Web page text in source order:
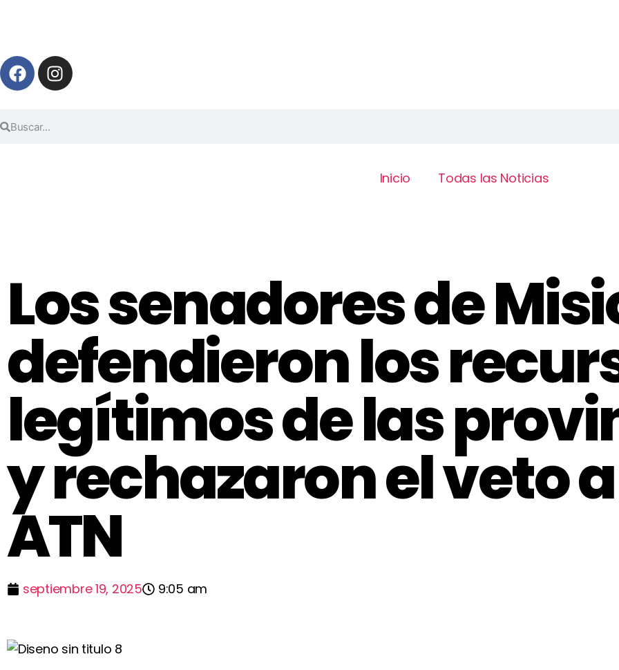
Inicio Todas las Noticias
Los senadores de
defendieron los
legítimos de las
y rechazaron el veto
ATN
septiembre 19, 2025 9:05 am